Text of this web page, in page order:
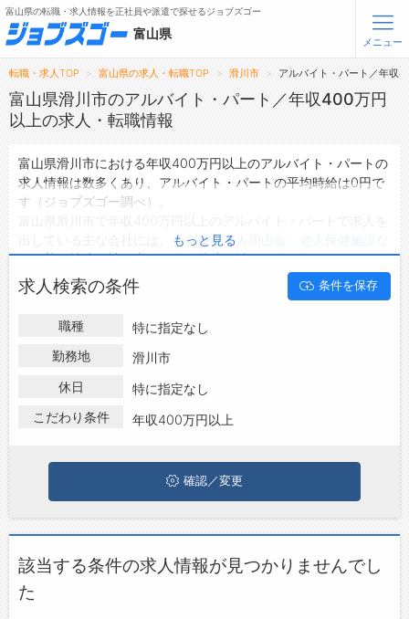
無料会員登録 ログイン
トップ
詳細情報で求人を探す
転職支援サービスについて
転職ノウハウ(応募書類の書き方・面接対策など)
転職・採用コラム
ジョブズゴーについて
お問い合わせ
富山県の転職・求人情報を正社員や派遣で探せるジョブズゴー
富山県
メニュー
転職・求人TOP 富山県の求人・転職TOP 滑川市 アルバイト・パート／年収
富山県滑川市のアルバイト・パート／年収400万円
以上の求人・転職情報
富山県滑川市における年収400万円以上のアルバイト・パートの
求人情報は数多くあり、アルバイト・パートの平均時給は0円で
す（ジョブズゴー調べ）。
社会福祉法人周山会 老人保健施設な
ごみ苑・株式会社 大江鐵工・株式会社 ストローグなどがあ
り、未経験や短期等ご希望の条件で絞り込みができます。
富山県滑川市の地域密着型の求人サイトであるジョブズゴーでは
富山県滑川市のアルバイト・パートとして働ける求人情報を0件
取り扱っています。
ハローワークにはない求人も多数扱っており、転職だけでなく、
滑川市で年収400万円以上のアルバイト・パートの求人・転職情
報を探している方は、ぜひ興味のある職種に応募してみてくださ
もっと見る
求人検索の条件 条件を保存
職種
特に指定なし
勤務地
滑川市
休日
特に指定なし
こだわり条件
年収400万円以上
確認／変更
該当する条件の求人情報が見つかりませんでし
た